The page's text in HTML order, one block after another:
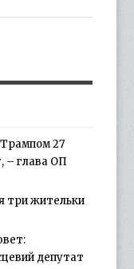
Трампом 27
– глава ОП
три жительки
депутат